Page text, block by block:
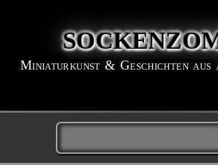
Miniaturkunst & Geschichten aus